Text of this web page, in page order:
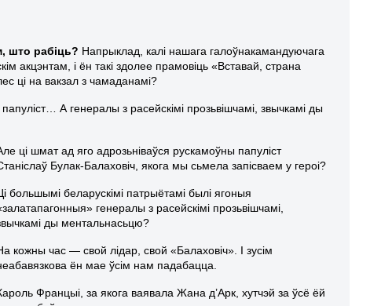
што рабіць? Напрыклад, калі нашага галоўнакамандуючага
акцэнтам, і ён такі здолее прамовіць «Вставай, страна
ці на вакзал з чамаданамі?
А генералы з расейскімі прозьвішчамі, звычкамі ды
ці шмат ад яго адрозьніваўся рускамоўны папуліст
Булак-Балаховіч, якога мы сьмела запісваем у героі?
большымі беларускімі патрыётамі былі ягоныя
генералы з расейскімі прозьвішчамі,
ды ментальнасьцю?
кожны час — свой лідар, свой «Балаховіч». І зусім
ён мае ўсім нам падабацца.
Францыі, за якога ваявала Жана д’Арк, хутчэй за ўсё ёй